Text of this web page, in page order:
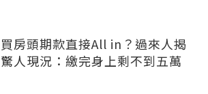
買房頭期款直接All in？過來人揭
驚人現況：繳完身上剩不到五萬